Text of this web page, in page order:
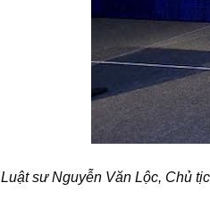
Luật sư Nguyễn Văn Lộc, Chủ